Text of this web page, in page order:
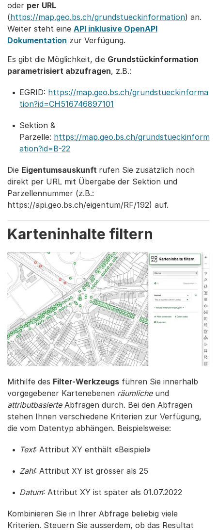
oder per URL
(https://map.geo.bs.ch/grundstueckinformation) an.
Weiter steht eine API inklusive OpenAPI
Dokumentation zur Verfügung.
Es gibt die Möglichkeit, die Grundstückinformation
parametrisiert abzufragen, z.B.:
EGRID: https://map.geo.bs.ch/grundstueckinforma
tion?id=CH516746897101
Sektion &
Parzelle: https://map.geo.bs.ch/grundstueckinform
ation?id=B-22
Die Eigentumsauskunft rufen Sie zusätzlich noch
direkt per URL mit Übergabe der Sektion und
Parzellennummer (z.B.:
https://api.geo.bs.ch/eigentum/RF/192) auf.
Karteninhalte filtern
Mithilfe des Filter-Werkzeugs führen Sie innerhalb
vorgegebener Kartenebenen räumliche und
attributbasierte Abfragen durch. Bei den Abfragen
stehen Ihnen verschiedene Kriterien zur Verfügung,
die vom Datentyp abhängen. Beispielsweise:
Text: Attribut XY enthält «Beispiel»
Zahl: Attribut XY ist grösser als 25
Datum: Attribut XY ist später als 01.07.2022
Kombinieren Sie in Ihrer Abfrage beliebig viele
Kriterien. Steuern Sie ausserdem, ob das Resultat